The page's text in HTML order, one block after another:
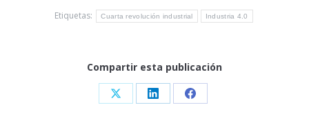
Etiquetas:
Cuarta revolución industrial Industria 4.0
Compartir esta publicación
Share Share Share